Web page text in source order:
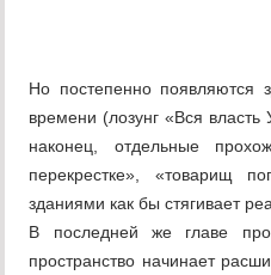
Но постепенно появляются
времени (лозунг «Вся
наконец, отдельные
перекрестке», «товарищ
зданиями как бы стягивает
В последней же главе
пространство начинает